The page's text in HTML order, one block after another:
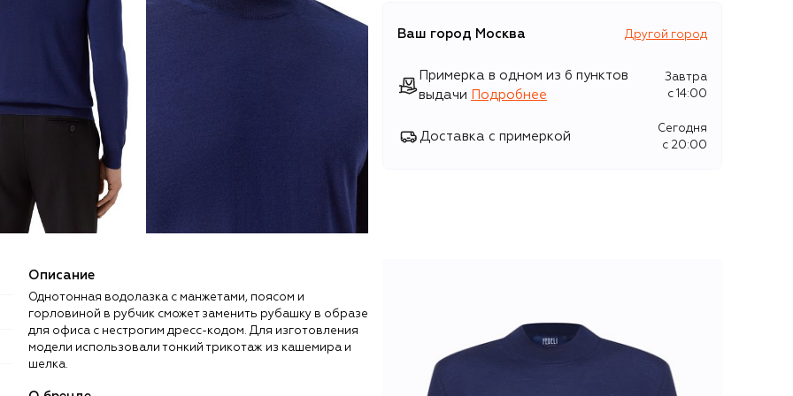
Ваш город Москва Другой город
Примерка в одном из 6 пунктов
выдачи
Подробнее
Завтра
c 14:00
Доставка с примеркой
Сегодня
c 20:00
Описание
Однотонная водолазка с манжетами, поясом и
горловиной в рубчик сможет заменить рубашку в образе
для офиса с нестрогим дресс-кодом. Для изготовления
модели использовали тонкий трикотаж из кашемира и
шелка.